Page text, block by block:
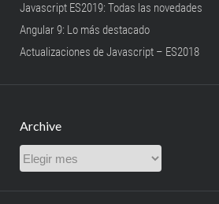
Javascript ES2019: Todas las novedades
Angular 9: Lo más destacado
Actualizaciones de Javascript – ES2018
Archive
Archive